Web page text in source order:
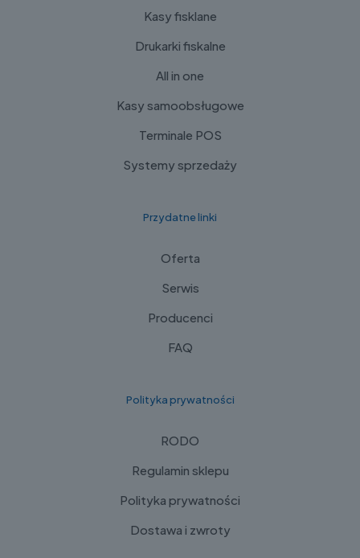
Kasy fisklane
Drukarki fiskalne
All in one
Kasy samoobsługowe
Terminale POS
Systemy sprzedaży
Przydatne linki
Oferta
Serwis
Producenci
FAQ
Polityka prywatności
RODO
Regulamin sklepu
Polityka prywatności
Dostawa i zwroty